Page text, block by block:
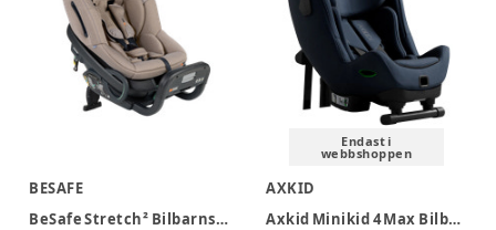
BESAFE
BeSafe Stretch² Bilbarnstol - Dark Sand Soft Breeze
Endast i
webbshoppen
AXKID
Axkid Minikid 4 Max Bilbarnstol - Glacier Lake Blue